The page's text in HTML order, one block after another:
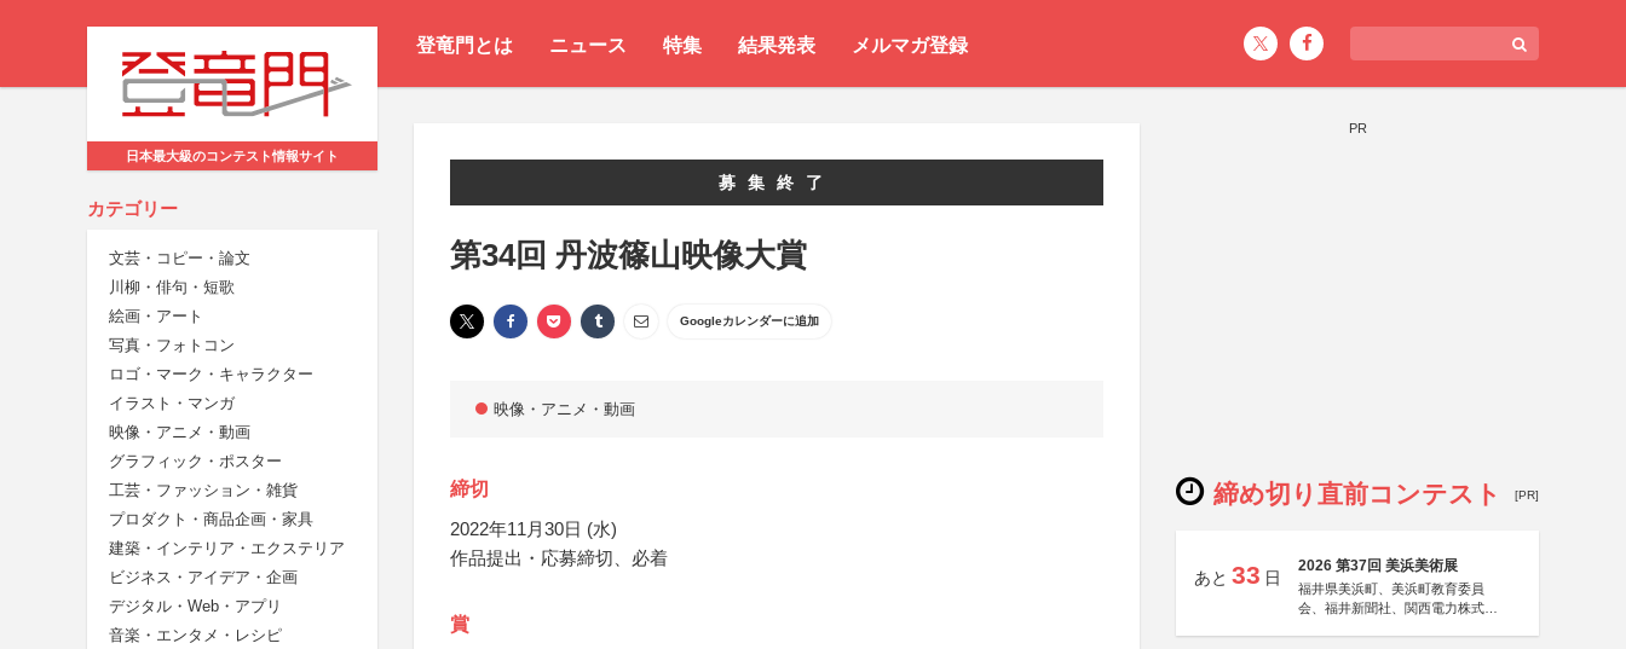
登竜門とは ニュース 特集 結果発表 メルマガ登録
日本最大級のコンテスト情報サイト
カテゴリー
文芸・コピー・論文
川柳・俳句・短歌
絵画・アート
写真・フォトコン
ロゴ・マーク・キャラクター
イラスト・マンガ
映像・アニメ・動画
グラフィック・ポスター
工芸・ファッション・雑貨
プロダクト・商品企画・家具
建築・インテリア・エクステリア
ビジネス・アイデア・企画
デジタル・Web・アプリ
音楽・エンタメ・レシピ
募集終了
第34回 丹波篠山映像大賞
Googleカレンダーに追加
映像・アニメ・動画
締切
2022年11月30日 (水)
作品提出・応募締切、必着
賞
PR
締め切り直前コンテスト [PR]
あと 33 日
2026 第37回 美浜美術展
福井県美浜町、美浜町教育委員
会、福井新聞社、関西電力株式会